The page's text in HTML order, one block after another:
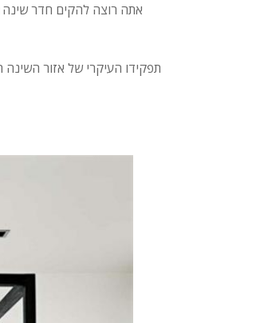
אתה רוצה להקים חדר שינה
תפקידו העיקרי של אזור